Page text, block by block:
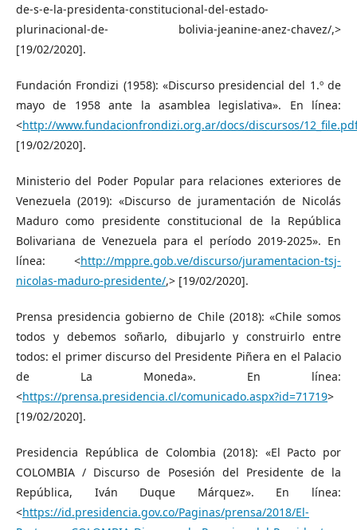
de-s-e-la-presidenta-constitucional-del-estado-
plurinacional-de- bolivia-jeanine-anez-chavez/,>
[19/02/2020].
Fundación Frondizi (1958): «Discurso presidencial del 1.º de
mayo de 1958 ante la asamblea legislativa». En línea:
<http://www.fundacionfrondizi.org.ar/docs/discursos/
[19/02/2020].
Ministerio del Poder Popular para relaciones exteriores de
Venezuela (2019): «Discurso de juramentación de Nicolás
Maduro como presidente constitucional de la República
Bolivariana de Venezuela para el período 2019-2025». En
línea: <http://mppre.gob.ve/discurso/juramentacion-tsj-
nicolas-maduro-presidente/,> [19/02/2020].
Prensa presidencia gobierno de Chile (2018): «Chile somos
todos y debemos soñarlo, dibujarlo y construirlo entre
todos: el primer discurso del Presidente Piñera en el Palacio
de La Moneda». En línea:
<https://prensa.presidencia.cl/comunicado.aspx?id=71719>
[19/02/2020].
Presidencia República de Colombia (2018): «El Pacto por
COLOMBIA / Discurso de Posesión del Presidente de la
República, Iván Duque Márquez». En línea:
<https://id.presidencia.gov.co/Paginas/prensa/2018/El-